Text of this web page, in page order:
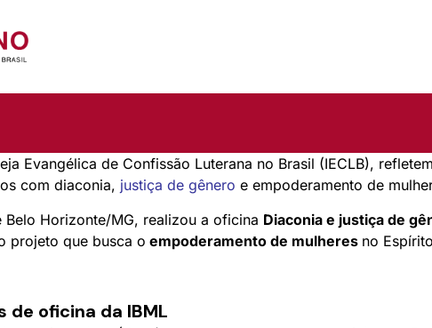
Evangélica de Confissão Luterana no Brasil (IECLB),
com diaconia, justiça de gênero e empoderamento de
Horizonte/MG, realizou a oficina Diaconia e justiça de
projeto que busca o empoderamento de mulheres no
de oficina da IBML